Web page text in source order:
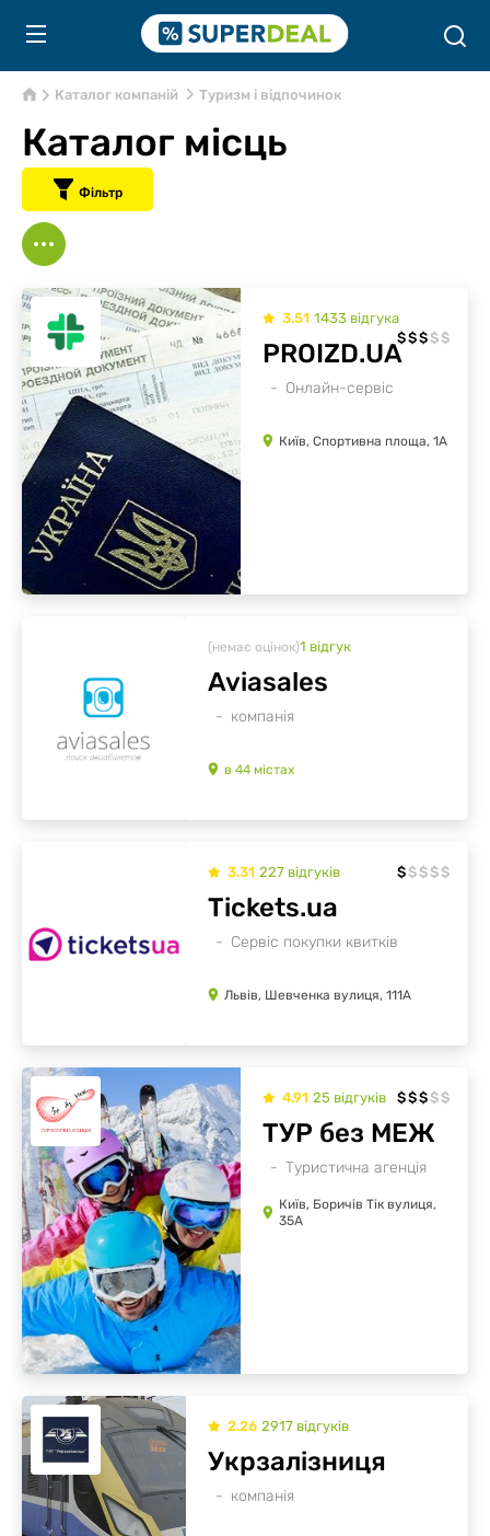
Каталог компаній Туризм і відпочинок
Каталог місць
Фільтр
3.51 1433 відгукa
$$$ $ $
Онлайн-сервіс
PROIZD.UA
Київ, Спортивна площа, 1А
(немає оцінок)1 відгук
компанія
Aviasales
в 44 містах
3.31 227 відгуків $ $ $ $ $
Сервіс покупки квитків
Tickets.ua
Львів, Шевченка вулиця, 111А
4.91 25 відгуків $$$ $ $
Туристична агенція
ТУР без МЕЖ
Київ, Боричів Тік вулиця,
35А
2.26 2917 відгуків
компанія
Укрзалізниця